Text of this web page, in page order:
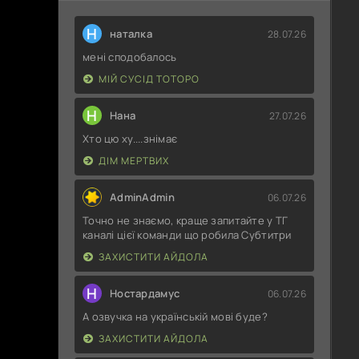
Н наталка 28.07.26
мені сподобалось
МІЙ СУСІД ТОТОРО
Н Нана 27.07.26
Хто цю ху....знімає
ДІМ МЕРТВИХ
AdminAdmin 06.07.26
Точно не знаємо, краще запитайте у ТГ
каналі цієї команди що робила Субтитри
ЗАХИСТИТИ АЙДОЛА
Н Ностардамус 06.07.26
А озвучка на українській мові буде?
ЗАХИСТИТИ АЙДОЛА